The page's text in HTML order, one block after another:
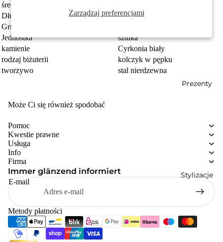
Zarządzaj preferencjami
Prezenty
Stylizacje
średnica
Długość pręta
10 mm
Grupa docelowa
Jednostka
sztuka
kamienie
Cyrkonia biały
rodzaj biżuterii
kolczyk w pępku
tworzywo
stal nierdzewna
Może Ci się również spodobać
Pomoc
Kwestie prawne
Usługa
Info
Firma
Immer glänzend informiert
E-mail
Metody płatności